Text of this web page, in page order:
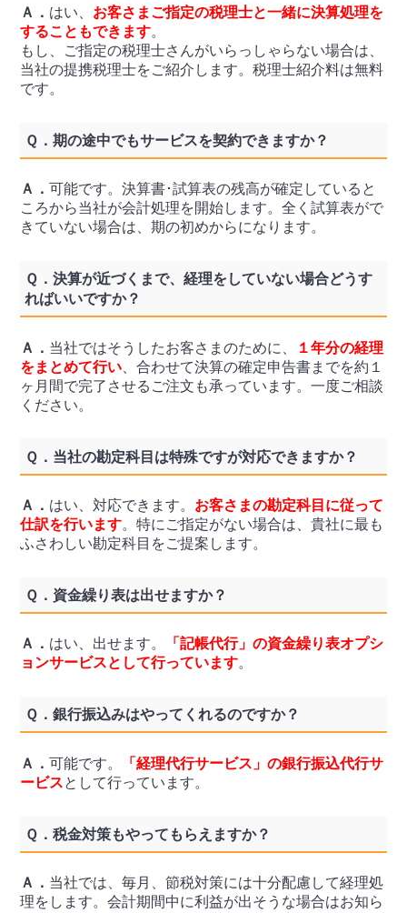
Ａ． はい、 お客さまご指定の税理士と一緒に決算処理を
することもできます。
もし、ご指定の税理士さんがいらっしゃらない場合は、
当社の提携税理士をご紹介します。税理士紹介料は無料
です。
Ｑ． 期の途中でもサービスを契約できますか？
Ａ．可能です。決算書･試算表の残高が確定していると
ころから当社が会計処理を開始します。全く試算表がで
きていない場合は、期の初めからになります。
Ｑ． 決算が近づくまで、経理をしていない場合どうす
ればいいですか？
Ａ． 当社ではそうしたお客さまのために、
１年分の経理
をまとめて行い 、合わせて決算の確定申告書までを約１
ヶ月間で完了させるご注文も承っています。一度ご相談
ください。
Ｑ． 当社の勘定科目は特殊ですが対応できますか？
Ａ． はい、対応できます。 お客さまの勘定科目に従って
仕訳を行います。特にご指定がない場合は、貴社に最も
ふさわしい勘定科目をご提案します。
Ｑ． 資金繰り表は出せますか？
Ａ． はい、出せます。
「記帳代行」の資金繰り表オプシ
ョンサービスとして行っています。
Ｑ． 銀行振込みはやってくれるのですか？
Ａ．可能です。
「経理代行サービス」の銀行振込代行サ
ービスとして行っています。
Ｑ． 税金対策もやってもらえますか？
Ａ． 当社では、毎月、節税対策には十分配慮して経理処
理をします。会計期間中に利益が出そうな場合はお知ら